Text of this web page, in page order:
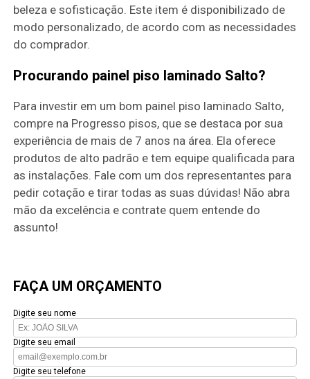
beleza e sofisticação. Este item é disponibilizado de
modo personalizado, de acordo com as necessidades
do comprador.
Procurando painel piso laminado Salto?
Para investir em um bom painel piso laminado Salto,
compre na Progresso pisos, que se destaca por sua
experiência de mais de 7 anos na área. Ela oferece
produtos de alto padrão e tem equipe qualificada para
as instalações. Fale com um dos representantes para
pedir cotação e tirar todas as suas dúvidas! Não abra
mão da excelência e contrate quem entende do
assunto!
FAÇA UM ORÇAMENTO
Digite seu nome
Digite seu email
Digite seu telefone